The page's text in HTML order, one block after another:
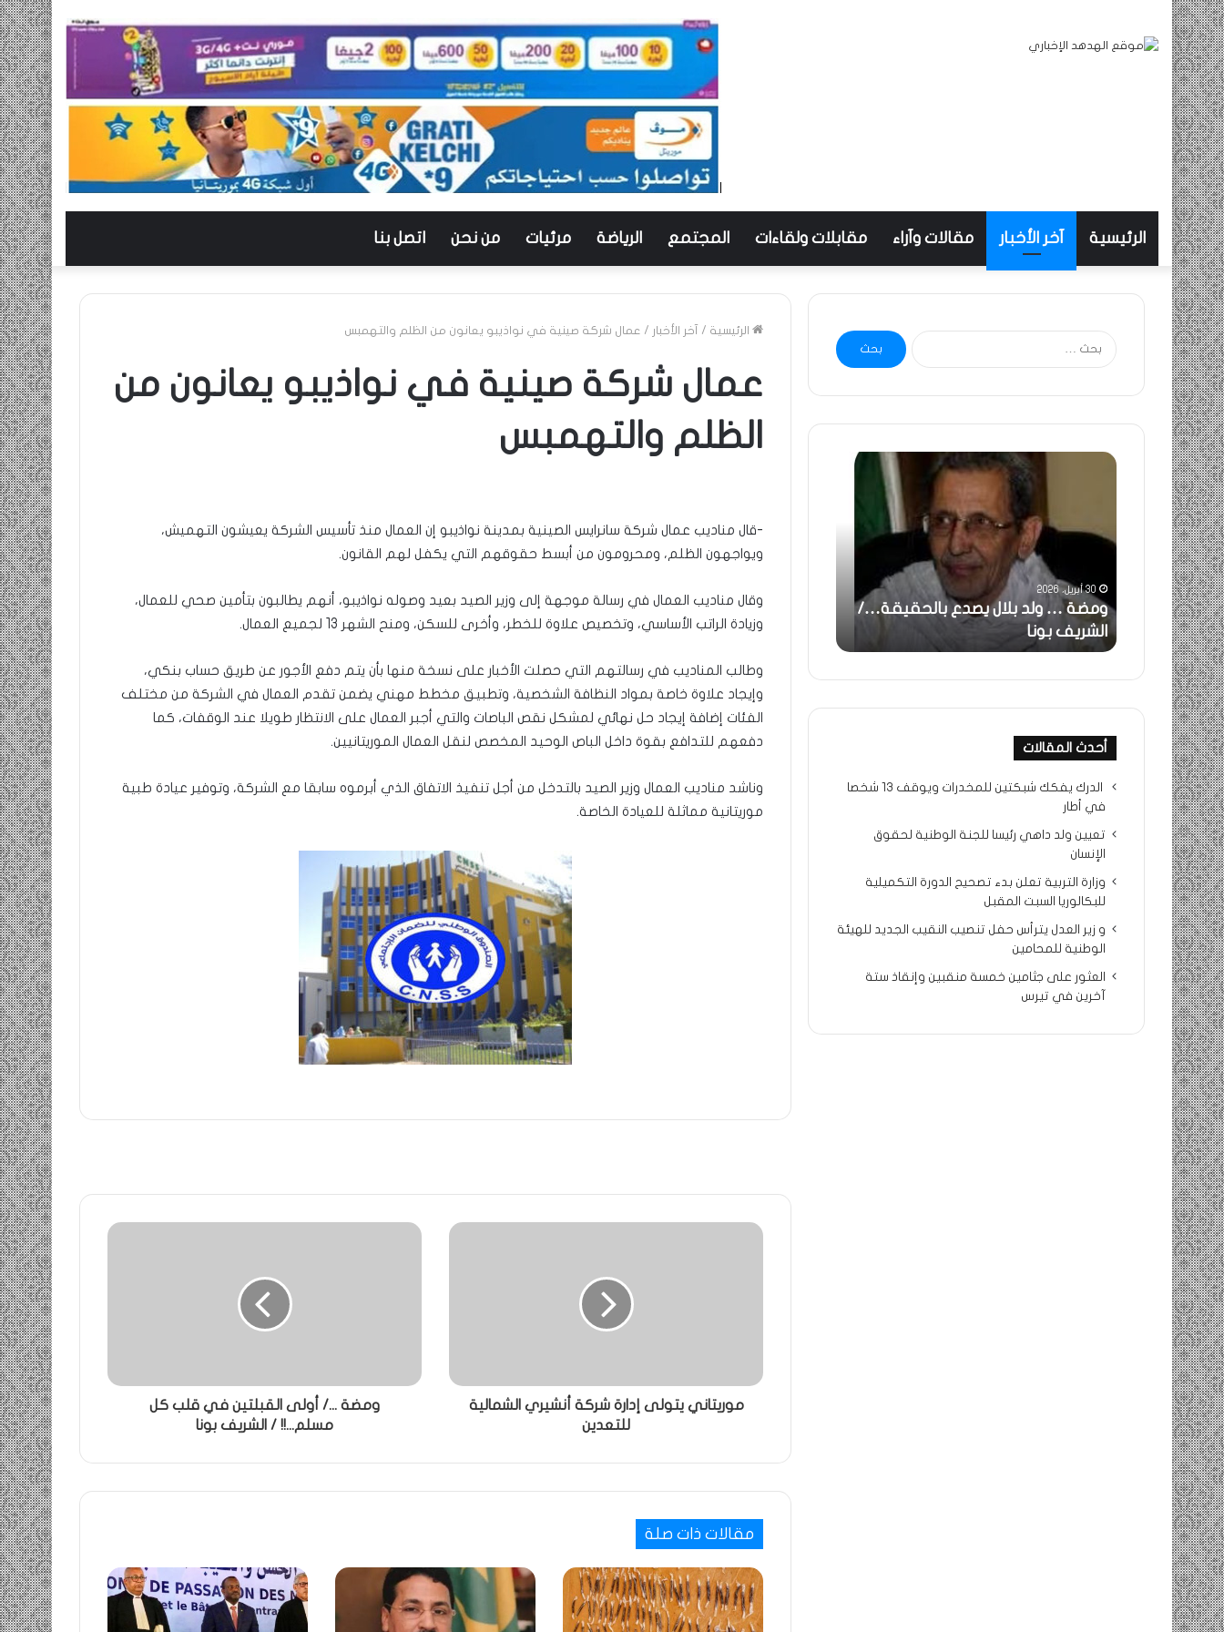
الرئيسية آخر الأخبار مقالات وآراء مقابلات ولقاءات المجتمع الرياضة مرئيات من نحن اتصل بنا
الرئيسية / آخر الأخبار / عمال شركة صينية في نواذيبو يعانون من الظلم والتهمبس
عمال شركة صينية في نواذيبو يعانون من
الظلم والتهمبس
-قال مناديب عمال شركة سانرايس الصينية بمدينة نواذيبو إن العمال منذ تأسيس الشركة يعيشون التهميش،
ويواجهون الظلم، ومحرومون من أبسط حقوقهم التي يكفل لهم القانون.
وقال مناديب العمال في رسالة موجهة إلى وزير الصيد بعيد وصوله نواذيبو، أنهم يطالبون بتأمين صحي للعمال،
وزيادة الراتب الأساسي، وتخصيص علاوة للخطر، وأخرى للسكن، ومنح الشهر 13 لجميع العمال.
وطالب المناديب في رسالتهم التي حصلت الأخبار على نسخة منها بأن يتم دفع الأجور عن طريق حساب بنكي،
وإيجاد علاوة خاصة بمواد النظافة الشخصية، وتطبيق مخطط مهني يضمن تقدم العمال في الشركة من مختلف
الفئات إضافة إيجاد حل نهائي لمشكل نقص الباصات والتي أجبر العمال على الانتظار طويلا عند الوقفات، كما
دفعهم للتدافع بقوة داخل الباص الوحيد المخصص لنقل العمال الموريتانيين.
وناشد مناديب العمال وزير الصيد بالتدخل من أجل تنفيذ الاتفاق الذي أبرموه سابقا مع الشركة، وتوفير عيادة طبية
موريتانية مماثلة للعيادة الخاصة.
موريتاني يتولى إدارة شركة أنشيري الشمالية
للتعدين
ومضة .../ أولى القبلتين في قلب كل
مسلم...!! / الشريف بونا
مقالات ذات صلة
البحث
عن:
ومضة
…
ولد
بلال
يصدع
بالحقيقة…/
الشريف
بونا30 أبريل، 2026
ومضة … ولد بلال يصدع بالحقيقة…/
الشريف بونا
خاطرة
:
تقدير
خاصة
لكم
جميعا…/
الشيخ
الترادخاطرة : تحية تقدير خاصة لكم
جميعا…/ الشيخ التراد محمد
ومضة
في
أمتين…!!
بونا
ومضة ..أفول شمس الإنسانية في
أمتين…!! الشريف بونا
حزب
الانصاف
بين
المعارضة…
المغاضبين
…
/
الشريف
مطرقة المعارضة… وسندان المغاضبين
… !!! / الشريف بونا
ومضة…./
بومديد…..صرخة
ومضة…./
معادة..؟ /
أحدث المقالات
الدرك يفكك شبكتين للمخدرات ويوقف 13 شخصا
في أطار
تعيين ولد داهي رئيسا للجنة الوطنية لحقوق
الإنسان
وزارة التربية تعلن بدء تصحيح الدورة التكميلية
للبكالوريا السبت المقبل
و زير العدل يترأس حفل تنصيب النقيب الجديد للهيئة
الوطنية للمحامين
العثور على جثامين خمسة منقبين وإنقاذ ستة
آخرين في تيرس